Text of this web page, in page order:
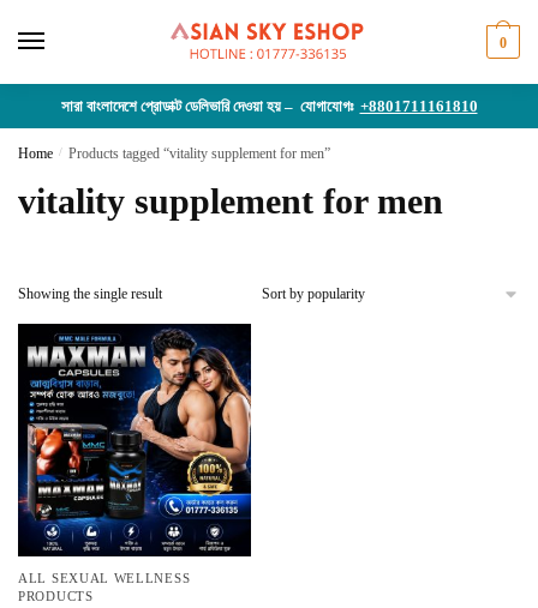
0
সারা বাংলাদেশে প্রোডাক্ট ডেলিভারি দেওয়া হয় – যোগাযোগঃ +8801711161810
Home / Products tagged “vitality supplement for men”
vitality supplement for men
Showing the single result
ALL SEXUAL WELLNESS
PRODUCTS